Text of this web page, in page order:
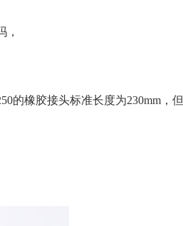
，
的橡胶接头标准长度为230mm，但